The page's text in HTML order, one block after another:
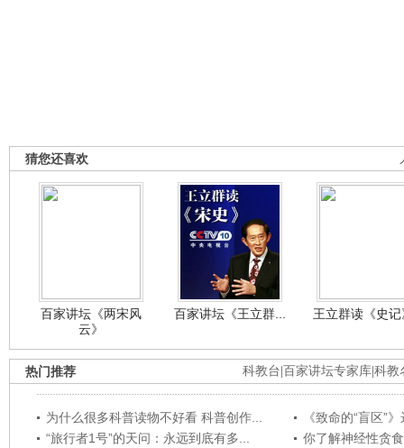
猜您还喜欢
百家讲坛《两宋风
云》
百家讲坛《王立群... 王立群读《史
科教台 百家讲坛专家库 科教
热门推荐
为什么很多科普读物不好看 科普创作...
《致命的“盲区”
“旅行者1号”的天问：永远到底有多...
你了解神经性贪